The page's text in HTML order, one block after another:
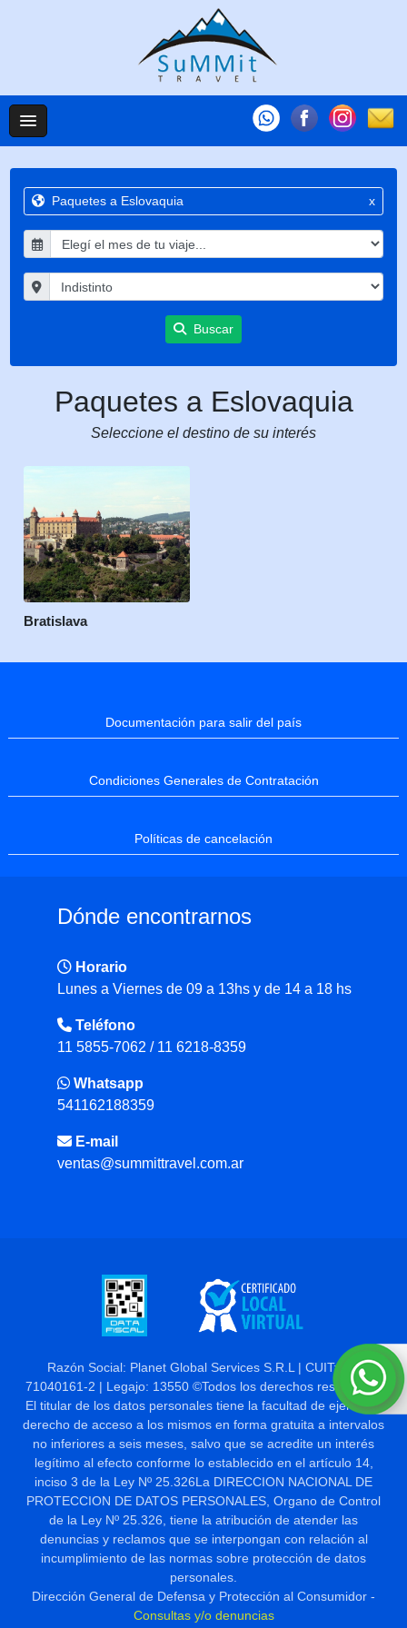
Paquetes a Eslovaquia x
Buscar
Paquetes a Eslovaquia
Seleccione el destino de su interés
Bratislava
Documentación para salir del país
Condiciones Generales de Contratación
Políticas de cancelación
Dónde encontrarnos
Horario
Lunes a Viernes de 09 a 13hs y de 14 a 18 hs
Teléfono
11 5855-7062 / 11 6218-8359
Whatsapp
541162188359
E-mail
ventas@summittravel.com.ar
Razón Social: Planet Global Services S.R.L | CUIT: 30-
71040161-2 | Legajo: 13550 ©Todos los derechos reservados
El titular de los datos personales tiene la facultad de ejercer el
derecho de acceso a los mismos en forma gratuita a intervalos
no inferiores a seis meses, salvo que se acredite un interés
legítimo al efecto conforme lo establecido en el artículo 14,
inciso 3 de la Ley Nº 25.326La DIRECCION NACIONAL DE
PROTECCION DE DATOS PERSONALES, Organo de Control
de la Ley Nº 25.326, tiene la atribución de atender las
denuncias y reclamos que se interpongan con relación al
incumplimiento de las normas sobre protección de datos
personales.
Dirección General de Defensa y Protección al Consumidor -
Consultas y/o denuncias